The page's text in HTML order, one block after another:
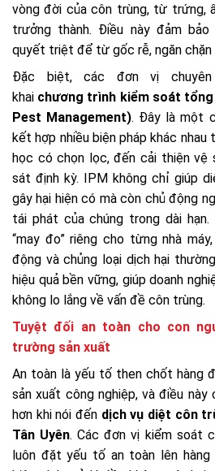
vòng đời của côn trùng, từ trứng,
trưởng thành. Điều này đảm
quyết triệt để từ gốc rễ, ngăn chặn
Đặc biệt, các đơn vị chuyên
khai chương trình kiểm soát
Pest Management). Đây là một
kết hợp nhiều biện pháp khác nhau
học có chọn lọc, đến cải thiện vệ
sát định kỳ. IPM không chỉ giúp
gây hại hiện có mà còn chủ động
tái phát của chúng trong dài
“may đo” riêng cho từng nhà
động và chủng loại dịch hại
hiệu quả bền vững, giúp doanh
không lo lắng về vấn đề côn trùng.
Tuyệt đối an toàn cho con
trường sản xuất
An toàn là yếu tố then chốt hàng
sản xuất công nghiệp, và điều
hơn khi nói đến dịch vụ diệt côn
Tân Uyên. Các đơn vị kiểm soát
luôn đặt yếu tố an toàn lên hàng